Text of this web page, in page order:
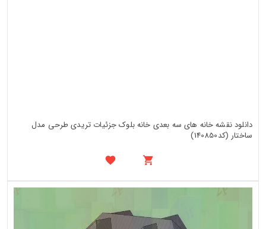
دانلود نقشه خانه های سه بعدی خانه بلوک جزئیات تریدی طرحی مدل
ساختار (کد140850)